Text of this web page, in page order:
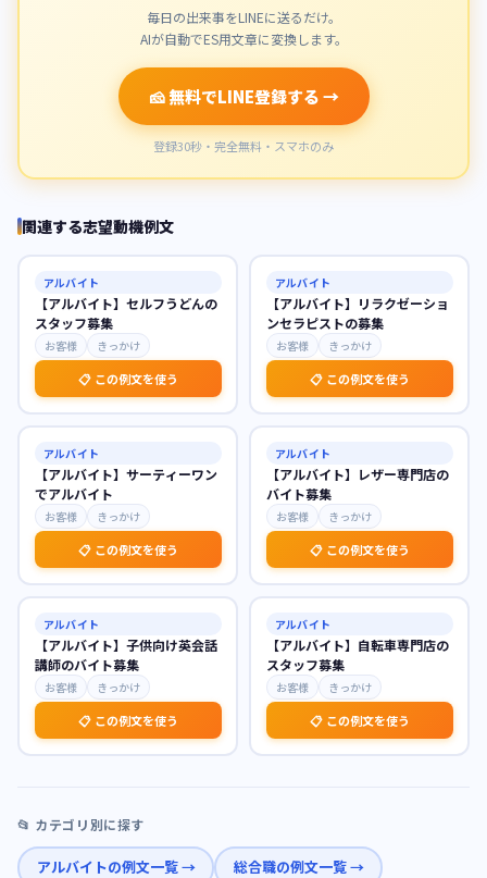
毎日の出来事をLINEに送るだけ。
AIが自動でES用文章に変換します。
🧀 無料でLINE登録する →
登録30秒・完全無料・スマホのみ
関連する志望動機例文
アルバイト
【アルバイト】セルフうどんの
スタッフ募集
お客様 きっかけ
📋 この例文を使う
アルバイト
【アルバイト】リラクゼーショ
ンセラピストの募集
お客様 きっかけ
📋 この例文を使う
アルバイト
【アルバイト】サーティーワン
でアルバイト
お客様 きっかけ
📋 この例文を使う
アルバイト
【アルバイト】レザー専門店の
バイト募集
お客様 きっかけ
📋 この例文を使う
アルバイト
【アルバイト】子供向け英会話
講師のバイト募集
お客様 きっかけ
📋 この例文を使う
アルバイト
【アルバイト】自転車専門店の
スタッフ募集
お客様 きっかけ
📋 この例文を使う
📂 カテゴリ別に探す
アルバイトの例文一覧 → 総合職の例文一覧 →